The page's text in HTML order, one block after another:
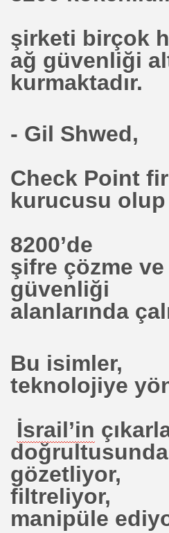
şirketi birçok
ağ güvenliği
kurmaktadır.
- Gil Shwed,
Check Point
kurucusu olup
8200’de
şifre çözme ve
güvenliği
alanlarında
Bu isimler,
teknolojiye
İsrail’in
doğrultusunda
gözetliyor,
filtreliyor,
manipüle
Ichette
Araç
OLURMU
GEÇTİ
ÇALIŞAN SANAYİCİNİN
MÜFETTİŞE CEZA